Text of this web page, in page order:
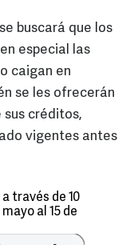
buscará que los
especial las
caigan en
se les ofrecerán
créditos,
vigentes antes
través de 10
al 15 de